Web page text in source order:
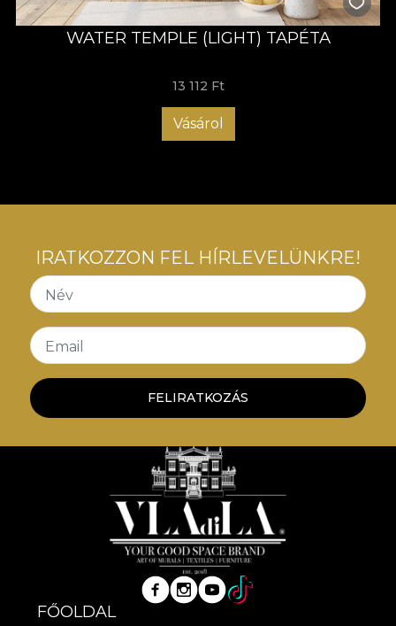
WATER TEMPLE (LIGHT) TAPÉTA
13 112 Ft
Vásárol
IRATKOZZON FEL HÍRLEVELÜNKRE!
Név
Email
FELIRATKOZÁS
FŐOLDAL